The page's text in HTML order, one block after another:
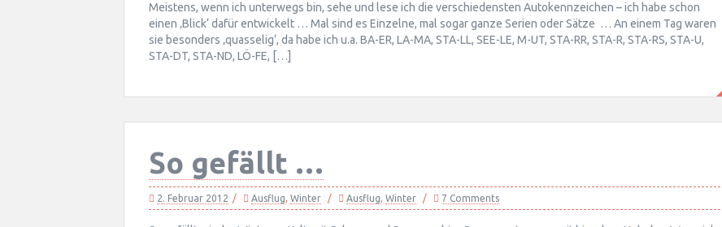
Meistens, wenn ich unterwegs bin, sehe und lese ich die verschiedensten Autokennzeichen – ich habe schon
einen ‚Blick‘ dafür entwickelt … Mal sind es Einzelne, mal sogar ganze Serien oder Sätze … An einem Tag waren
sie besonders ‚quasselig‘, da habe ich u.a. BA-ER, LA-MA, STA-LL, SEE-LE, M-UT, STA-RR, STA-R, STA-RS, STA-U,
STA-DT, STA-ND, LÖ-FE, […]
So gefällt …
2. Februar 2012 Ausflug, Winter Ausflug, Winter 7 Comments